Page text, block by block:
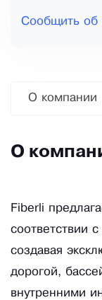
Сообщить об
О компании
О
Fiberli
соответствии
создавая
дорогой,
внутренними